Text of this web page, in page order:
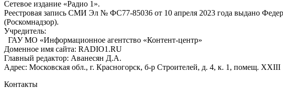
Сетевое издание «Радио 1».
Реестровая запись СМИ Эл № ФС77-85036 от 10 апреля 2023 года выдано
(Роскомнадзор).
Учредитель:
ГАУ МО «Информационное агентство «Контент-центр»
Доменное имя сайта: RADIO1.RU
Главный редактор: Аванесян Д.А.
Адрес: Московская обл., г. Красногорск, б-р Строителей, д. 4, к. 1, помещ. XXIII
Контакты